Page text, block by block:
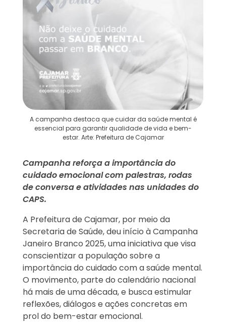
A campanha destaca que cuidar da saúde mental é
essencial para garantir qualidade de vida e bem-
estar. Arte: Prefeitura de Cajamar
Campanha reforça a importância do
cuidado emocional com palestras, rodas
de conversa e atividades nas unidades do
CAPS.
A Prefeitura de Cajamar, por meio da
Secretaria de Saúde, deu início à Campanha
Janeiro Branco 2025, uma iniciativa que visa
conscientizar a população sobre a
importância do cuidado com a saúde mental.
O movimento, parte do calendário nacional
há mais de uma década, e busca estimular
reflexões, diálogos e ações concretas em
prol do bem-estar emocional.